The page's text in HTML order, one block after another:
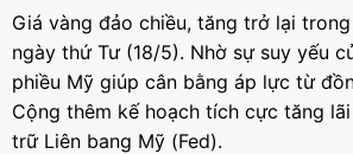
Giá vàng đảo chiều, tăng trở lại
ngày thứ Tư (18/5). Nhờ sự suy yếu
phiều Mỹ giúp cân bằng áp lực từ
Cộng thêm kế hoạch tích cực tăng
trữ Liên bang Mỹ (Fed).